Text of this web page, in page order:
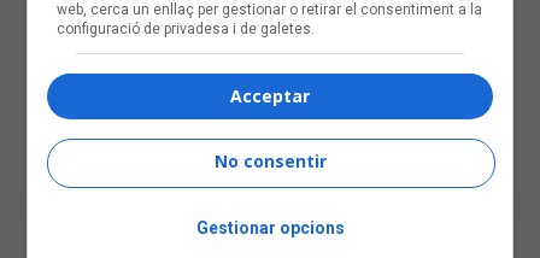
web, cerca un enllaç per gestionar o retirar el consentiment a la
configuració de privadesa i de galetes.
Acceptar
No consentir
Gestionar opcions